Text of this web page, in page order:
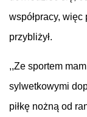
współpracy, więc
przybliżył.
,,Ze sportem
sylwetkowymi
piłkę nożną od